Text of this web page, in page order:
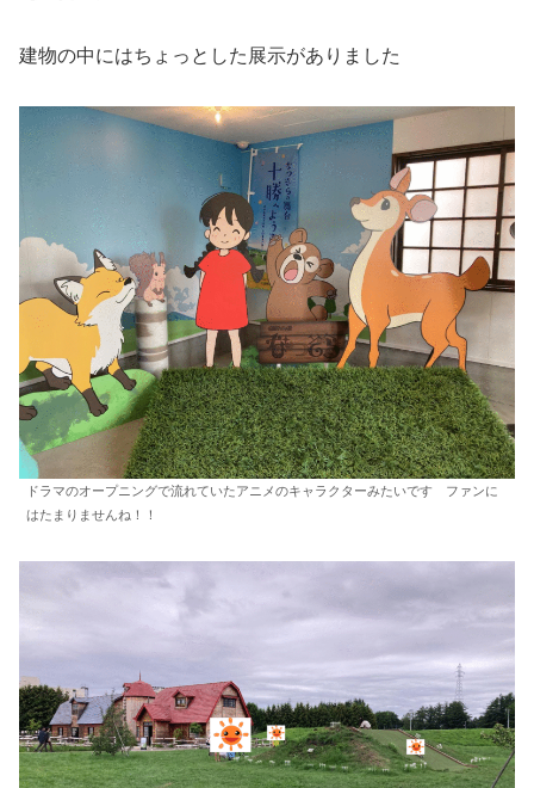
建物の中にはちょっとした展示がありました
ドラマのオープニングで流れていたアニメのキャラクターみたいです ファンに
はたまりませんね！！